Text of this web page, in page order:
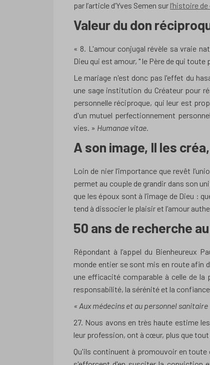
par l’article d’Yves Semen sur l’histoire
Valeur du don
« 8. L'amour conjugal révèle sa vraie
Dieu qui est amour, " le Père de qui
Le mariage n'est donc pas l'effet du
une sage institution du Créateur pour
personnelle réciproque, qui leur est
d'un mutuel perfectionnement
vies. » Humanae vitae.
A son image, Il les créa,
Loin de nier l’importance que revêt
permet au couple de grandir dans son
que les époux sont à l’image de Dieu :
tend à dissocier le plaisir et l’amour
50 ans de recherche
Répondant à l’appel du Bienheureux
monde entier se sont mis en route afin
une efficacité comparable à celle de la
responsabilité, la sérénité et la
« Aux médecins et au personnel sanitaire
27. Nous avons en très haute estime
leur profession, ont à cœur, plus que
Qu'ils continuent à promouvoir en